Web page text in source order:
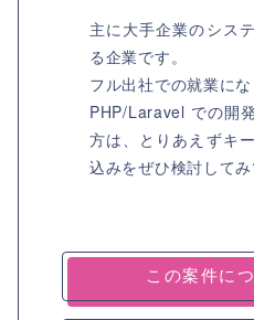
主に大手企業のシス
る企業です。
フル出社での就業にな
PHP/Laravel での開
方は、とりあえずキ
込みをぜひ検討してみ